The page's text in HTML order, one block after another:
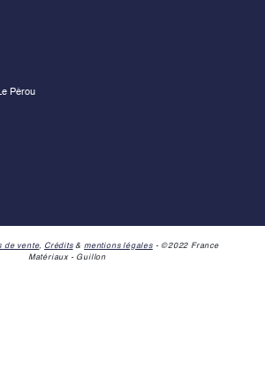
Pérou
de vente, Crédits& mentions légales- ©2022 France
Matériaux - Guillon